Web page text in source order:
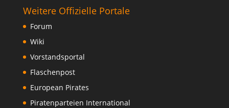
Weitere Offizielle Portale
Forum
Wiki
Vorstandsportal
Flaschenpost
European Pirates
Piratenparteien International